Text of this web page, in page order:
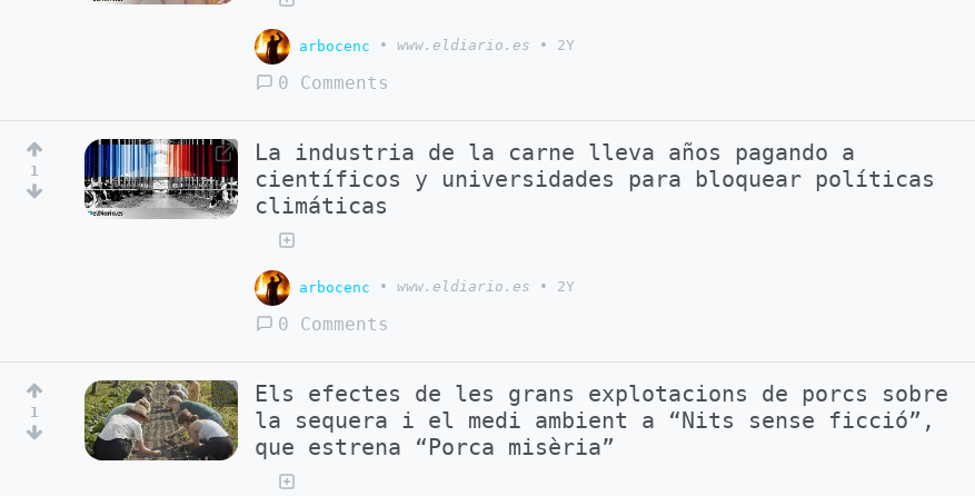
arbocenc • www.eldiario.es • 2Y
0 Comments
1
La industria de la carne lleva años pagando a
científicos y universidades para bloquear políticas
climáticas
arbocenc • www.eldiario.es • 2Y
0 Comments
1
Els efectes de les grans explotacions de porcs sobre
la sequera i el medi ambient a “Nits sense ficció”,
que estrena “Porca misèria”